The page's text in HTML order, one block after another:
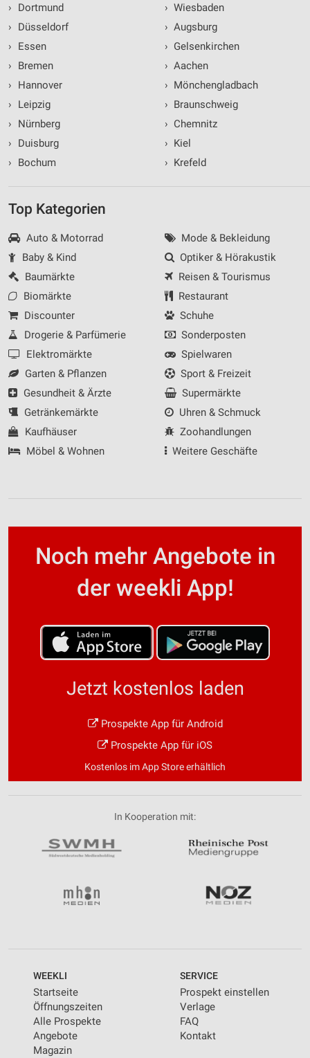
›
Dortmund
›
Düsseldorf
›
Essen
›
Bremen
›
Hannover
›
Leipzig
›
Nürnberg
›
Duisburg
›
Bochum
› Wiesbaden
› Augsburg
› Gelsenkirchen
› Aachen
› Mönchengladbach
› Braunschweig
› Chemnitz
› Kiel
› Krefeld
Top Kategorien
Auto & Motorrad
Baby & Kind
Baumärkte
Biomärkte
Discounter
Drogerie & Parfümerie
Elektromärkte
Garten & Pflanzen
Gesundheit & Ärzte
Getränkemärkte
Kaufhäuser
Möbel & Wohnen
Mode & Bekleidung
Optiker & Hörakustik
Reisen & Tourismus
Restaurant
Schuhe
Sonderposten
Spielwaren
Sport & Freizeit
Supermärkte
Uhren & Schmuck
Zoohandlungen
Weitere Geschäfte
Noch mehr Angebote in
der weekli App!
Jetzt kostenlos laden
Prospekte App für Android
Prospekte App für iOS
Kostenlos im App Store erhältlich
In Kooperation mit:
WEEKLI
Startseite
Öffnungszeiten
Alle Prospekte
Angebote
Magazin
SERVICE
Prospekt einstellen
Verlage
FAQ
Kontakt